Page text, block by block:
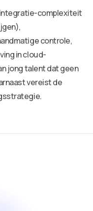
complexiteit
controle,
in cloud-
jong talent dat geen
vereist de